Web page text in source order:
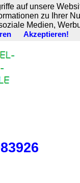
auf unsere
zu Ihrer
Medien,
Akzeptieren!